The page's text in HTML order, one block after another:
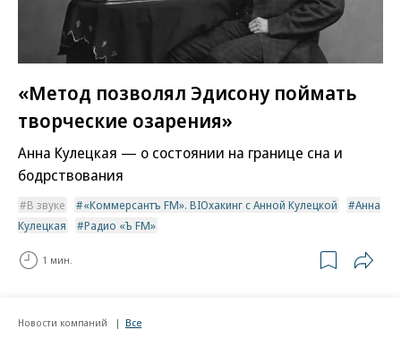
«Метод позволял Эдисону поймать
творческие озарения»
Анна Кулецкая — о состоянии на границе сна и
бодрствования
В звуке «Коммерсантъ FM». BIOхакинг с Анной Кулецкой
Анна
Кулецкая
Радио «Ъ FM»
1 мин.
Новости компаний Все